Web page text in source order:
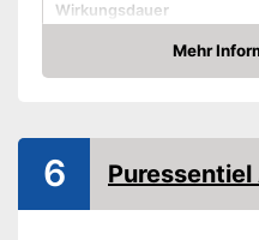
Wirkungsdauer
Schützt vor Sonnenbrand
Zum Schutz vor
Vorteile
Amazon Lieferzeit
Mehr
Amazon
6